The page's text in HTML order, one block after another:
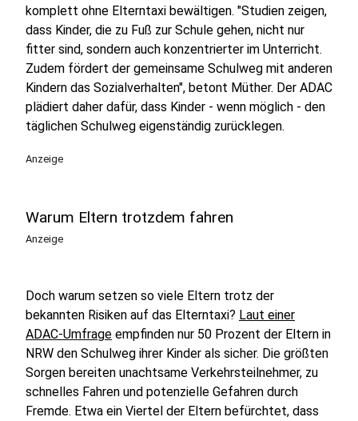
komplett ohne Elterntaxi bewältigen. "Studien zeigen,
dass Kinder, die zu Fuß zur Schule gehen, nicht nur
fitter sind, sondern auch konzentrierter im Unterricht.
Zudem fördert der gemeinsame Schulweg mit anderen
Kindern das Sozialverhalten", betont Müther. Der ADAC
plädiert daher dafür, dass Kinder - wenn möglich - den
täglichen Schulweg eigenständig zurücklegen.
Anzeige
Warum Eltern trotzdem fahren
Anzeige
Doch warum setzen so viele Eltern trotz der
bekannten Risiken auf das Elterntaxi? Laut einer
ADAC-Umfrage empfinden nur 50 Prozent der Eltern in
NRW den Schulweg ihrer Kinder als sicher. Die größten
Sorgen bereiten unachtsame Verkehrsteilnehmer, zu
schnelles Fahren und potenzielle Gefahren durch
Fremde. Etwa ein Viertel der Eltern befürchtet, dass